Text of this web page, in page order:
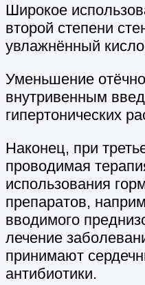
Широкое
второй степени
увлажнённый
Уменьшение
внутривенным
гипертонических
Наконец, при
проводимая
использования
препаратов,
вводимого
лечение
принимают
антибиотики.